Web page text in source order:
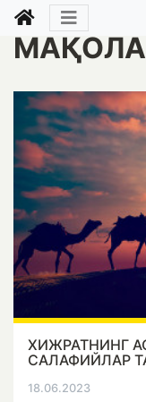
ХИЖРАТНИНГ
САЛАФИЙЛАР
18.06.2023